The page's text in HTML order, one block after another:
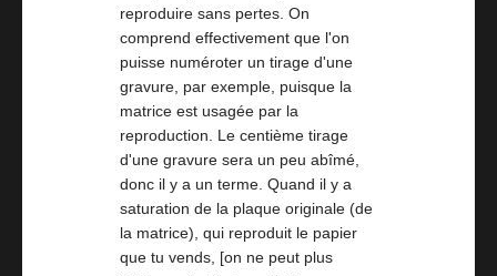
reproduire sans pertes. On
comprend effectivement que l'on
puisse numéroter un tirage d'une
gravure, par exemple, puisque la
matrice est usagée par la
reproduction. Le centième tirage
d'une gravure sera un peu abîmé,
donc il y a un terme. Quand il y a
saturation de la plaque originale (de
la matrice), qui reproduit le papier
que tu vends, [on ne peut plus